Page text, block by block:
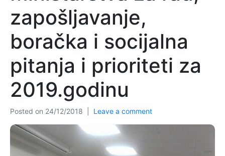
zapošljavanje,
boračka i socijalna
pitanja i prioriteti za
2019.godinu
Posted on 24/12/2018 Leave a comment